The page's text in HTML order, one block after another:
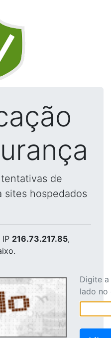
de
sites hospedados
216.73.217.85,
Digite
lado no